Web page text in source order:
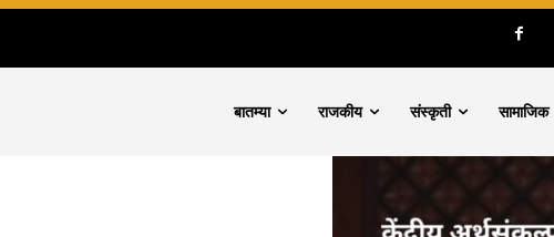
बातम्या राजकीय संस्कृती सामाजिक